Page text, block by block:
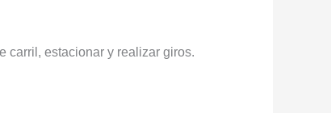
carril, estacionar y realizar giros.